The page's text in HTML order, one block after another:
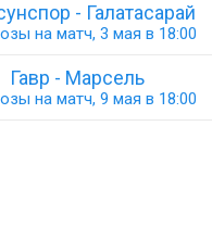
- Галатасарай
на матч, 3 мая в 18:00
Гавр - Марсель
на матч, 9 мая в 18:00